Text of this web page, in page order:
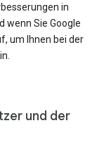
in
wenn Sie Google
um Ihnen bei der
und der